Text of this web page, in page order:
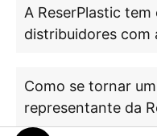
A ReserPlastic
distribuidores com
Como se tornar
representante da